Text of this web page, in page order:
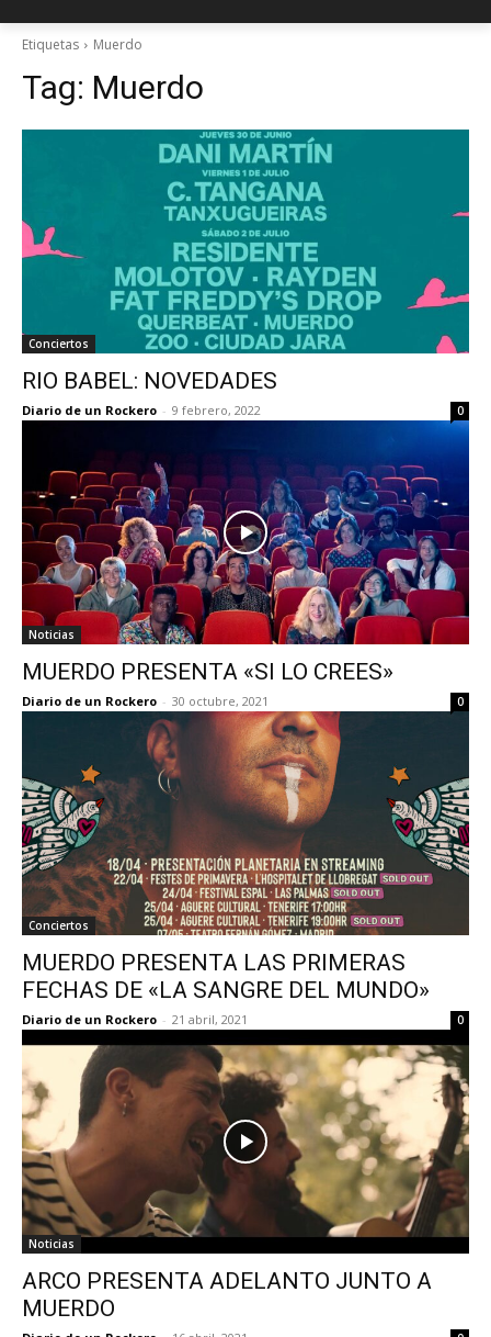
Etiquetas Muerdo
Tag: Muerdo
Conciertos
RIO BABEL: NOVEDADES
Diario de un Rockero - 9 febrero, 2022 0
Noticias
MUERDO PRESENTA «SI LO CREES»
Diario de un Rockero - 30 octubre, 2021 0
Conciertos
MUERDO PRESENTA LAS PRIMERAS
FECHAS DE «LA SANGRE DEL MUNDO»
Diario de un Rockero - 21 abril, 2021 0
Noticias
ARCO PRESENTA ADELANTO JUNTO A
MUERDO